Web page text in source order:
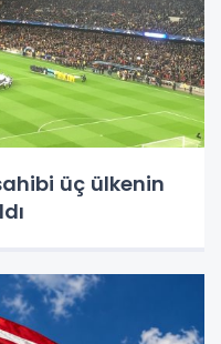
üç ülkenin